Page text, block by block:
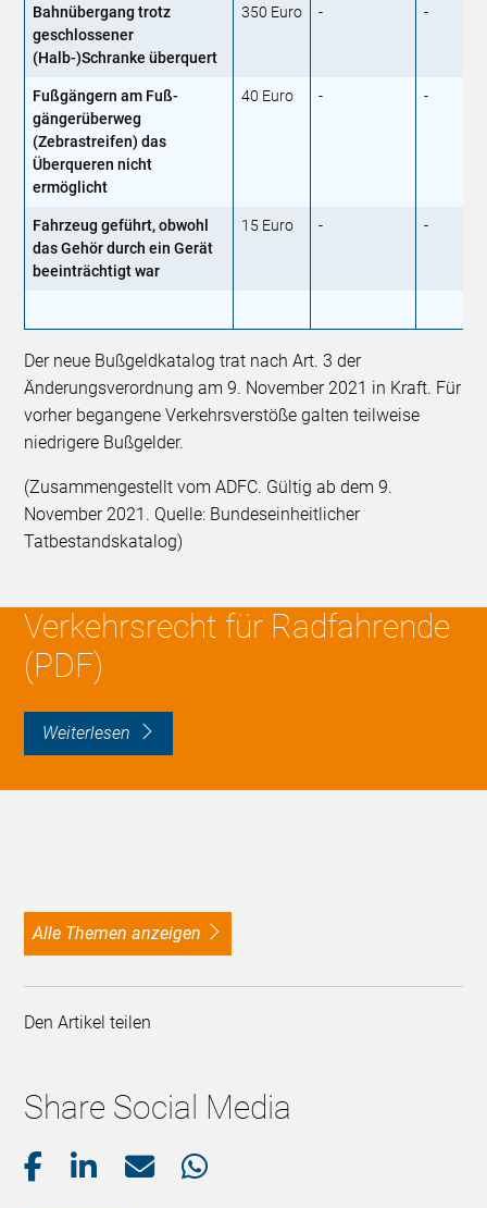
Bahnübergang trotz
geschlossener
(Halb-)Schranke überquert
350 Euro - -
Fußgängern am Fuß­
gängerüberweg
(Zebrastreifen) das
Überqueren nicht
ermöglicht
40 Euro - -
Fahrzeug geführt, obwohl
das Gehör durch ein Gerät
beeinträchtigt war
15 Euro - -
Der neue Bußgeldkatalog trat nach Art. 3 der
Änderungsverordnung am 9. November 2021 in Kraft. Für
vorher begangene Verkehrsverstöße galten teilweise
niedrigere Bußgelder.
(Zusammengestellt vom ADFC. Gültig ab dem 9.
November 2021. Quelle: Bundeseinheitlicher
Tatbestandskatalog)
Verkehrsrecht für Radfahrende
(PDF)
weiterlesen
alle Themen anzeigen
Den Artikel teilen
Share Social Media